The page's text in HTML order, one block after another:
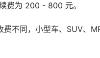
费为 200 - 800 元。
不同，小型车、SUV、